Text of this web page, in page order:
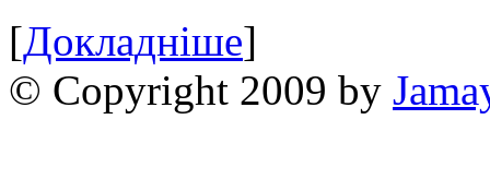
[Докладніше]
© Copyright 2009 by